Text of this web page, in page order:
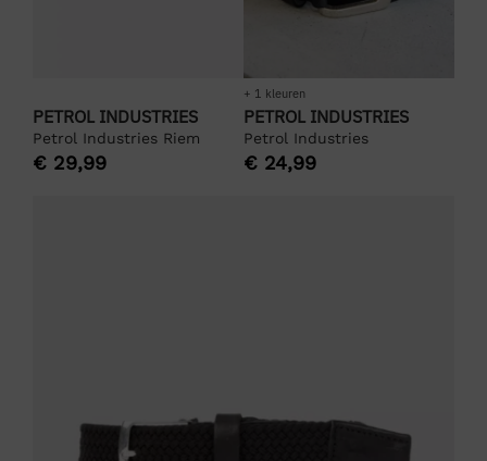
PETROL INDUSTRIES
Petrol Industries Riem
€ 29,99
+ 1 kleuren
PETROL INDUSTRIES
Petrol Industries
€ 24,99